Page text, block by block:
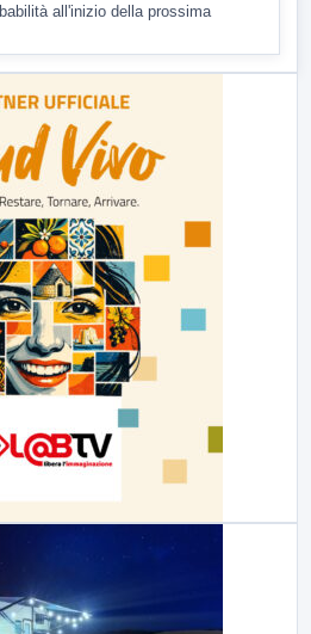
all'inizio della prossima